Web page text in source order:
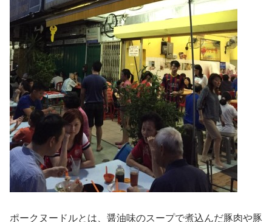
ポークヌードルとは、醤油味のスープで煮込んだ豚肉や豚